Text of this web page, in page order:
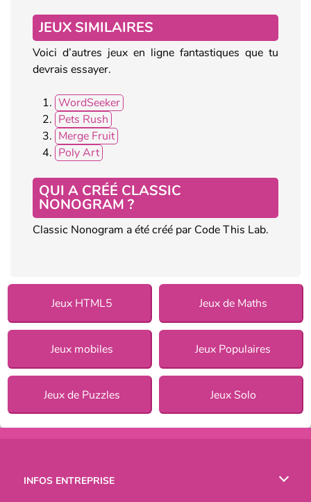
JEUX SIMILAIRES
Voici d’autres jeux en ligne fantastiques que tu
devrais essayer.
WordSeeker
Pets Rush
Merge Fruit
Poly Art
QUI A CRÉÉ CLASSIC
NONOGRAM ?
Classic Nonogram a été créé par Code This Lab.
Jeux HTML5 Jeux de Maths
Jeux mobiles Jeux Populaires
Jeux de Puzzles Jeux Solo
INFOS ENTREPRISE